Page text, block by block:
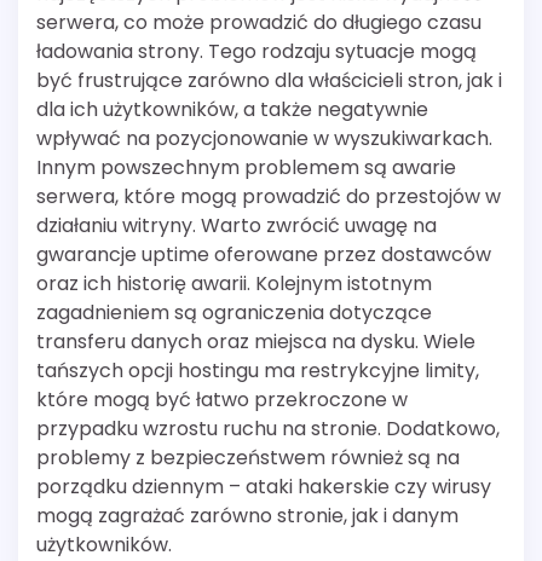
serwera, co może prowadzić do długiego czasu
ładowania strony. Tego rodzaju sytuacje mogą
być frustrujące zarówno dla właścicieli stron, jak i
dla ich użytkowników, a także negatywnie
wpływać na pozycjonowanie w wyszukiwarkach.
Innym powszechnym problemem są awarie
serwera, które mogą prowadzić do przestojów w
działaniu witryny. Warto zwrócić uwagę na
gwarancje uptime oferowane przez dostawców
oraz ich historię awarii. Kolejnym istotnym
zagadnieniem są ograniczenia dotyczące
transferu danych oraz miejsca na dysku. Wiele
tańszych opcji hostingu ma restrykcyjne limity,
które mogą być łatwo przekroczone w
przypadku wzrostu ruchu na stronie. Dodatkowo,
problemy z bezpieczeństwem również są na
porządku dziennym – ataki hakerskie czy wirusy
mogą zagrażać zarówno stronie, jak i danym
użytkowników.